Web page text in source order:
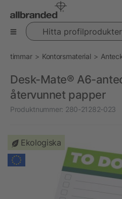
Hitta profilprodukter
timmar Kontorsmaterial
Desk-Mate® A6-
återvunnet papper
Produktnummer: 280-21282-023
Ekologiska